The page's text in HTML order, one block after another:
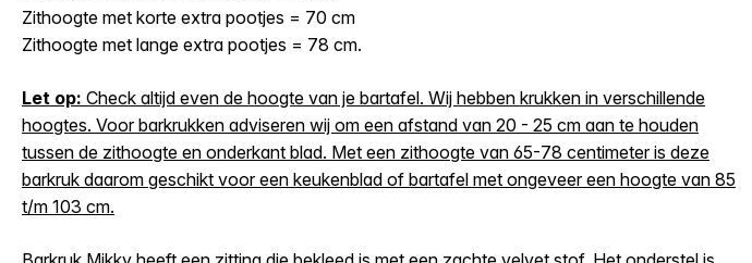
Zithoogte met korte extra pootjes = 70 cm
Zithoogte met lange extra pootjes = 78 cm.
Let op: Check altijd even de hoogte van je bartafel. Wij hebben krukken in verschillende
hoogtes. Voor barkrukken adviseren wij om een afstand van 20 - 25 cm aan te houden
tussen de zithoogte en onderkant blad. Met een zithoogte van 65-78 centimeter is deze
barkruk daarom geschikt voor een keukenblad of bartafel met ongeveer een hoogte van 85
t/m 103 cm.